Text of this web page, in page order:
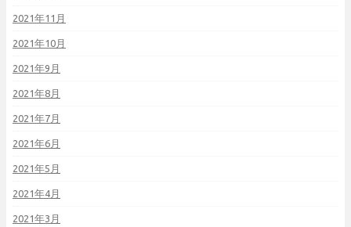
2021年11月
2021年10月
2021年9月
2021年8月
2021年7月
2021年6月
2021年5月
2021年4月
2021年3月